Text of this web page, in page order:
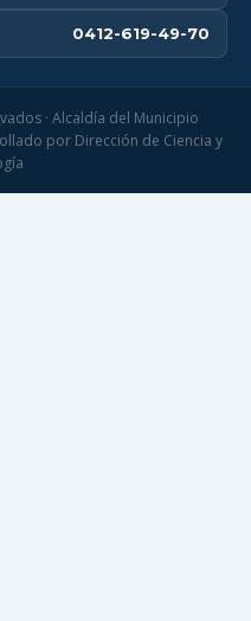
0412-619-49-70
· Alcaldía del Municipio
por Dirección de Ciencia y